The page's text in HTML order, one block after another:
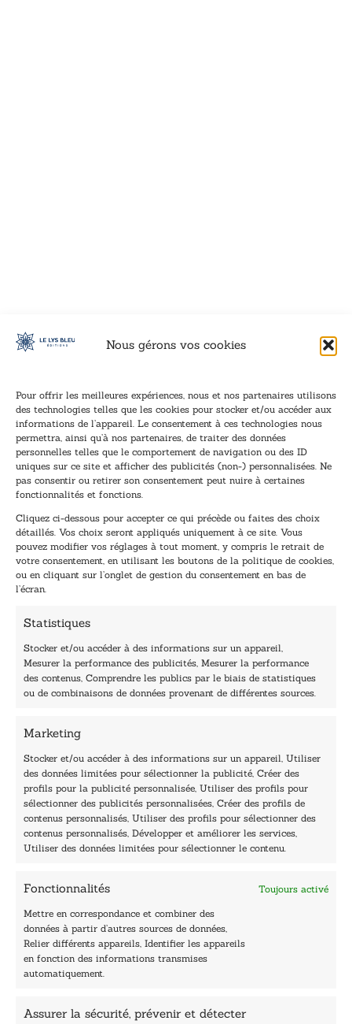
Nous gérons vos cookies
Pour offrir les meilleures expériences, nous et nos partenaires utilisons
des technologies telles que les cookies pour stocker et/ou accéder aux
informations de l’appareil. Le consentement à ces technologies nous
permettra, ainsi qu’à nos partenaires, de traiter des données
personnelles telles que le comportement de navigation ou des ID
uniques sur ce site et afficher des publicités (non-) personnalisées. Ne
pas consentir ou retirer son consentement peut nuire à certaines
fonctionnalités et fonctions.
Cliquez ci-dessous pour accepter ce qui précède ou faites des choix
détaillés. Vos choix seront appliqués uniquement à ce site. Vous
pouvez modifier vos réglages à tout moment, y compris le retrait de
votre consentement, en utilisant les boutons de la politique de cookies,
ou en cliquant sur l’onglet de gestion du consentement en bas de
l’écran.
Statistiques
Stocker et/ou accéder à des informations sur un appareil,
Mesurer la performance des publicités, Mesurer la performance
des contenus, Comprendre les publics par le biais de statistiques
ou de combinaisons de données provenant de différentes sources.
Marketing
Stocker et/ou accéder à des informations sur un appareil, Utiliser
des données limitées pour sélectionner la publicité, Créer des
profils pour la publicité personnalisée, Utiliser des profils pour
sélectionner des publicités personnalisées, Créer des profils de
contenus personnalisés, Utiliser des profils pour sélectionner des
contenus personnalisés, Développer et améliorer les services,
Utiliser des données limitées pour sélectionner le contenu.
Fonctionnalités Toujours activé
Mettre en correspondance et combiner des
données à partir d’autres sources de données,
Relier différents appareils, Identifier les appareils
en fonction des informations transmises
automatiquement.
Assurer la sécurité, prévenir et détecter
Inscription à la newsletter
Inscrivez-vous à notre newsletter et recevez nos
dernières nouvelles.
-
m
a
i
a
i
l
E
m
a
i
l
*
TENEZ-MOI AU COURANT !
40, rue du Louvre 75001 Paris
Horaires du standard
De mardi à vendredi :
9h - 12h et 13h30 - 16h30
Lundi, samedi et dimanche : fermé
Navigation
Accueil
Les Plumes du Lys Bleu
Prix sciences humaines et sociales
Nos collections
Nos auteurs
Catalogue
Sciences humaines